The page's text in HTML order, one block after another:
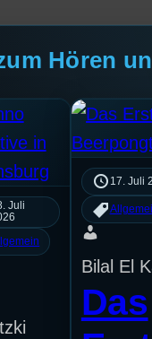
Hören
Juli
17. Juli
Bilal El
Das